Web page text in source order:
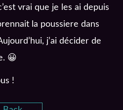
vrai que je les ai depuis
la poussiere dans
j’ai décider de
😀
!